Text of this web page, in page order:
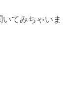
てみちゃいま